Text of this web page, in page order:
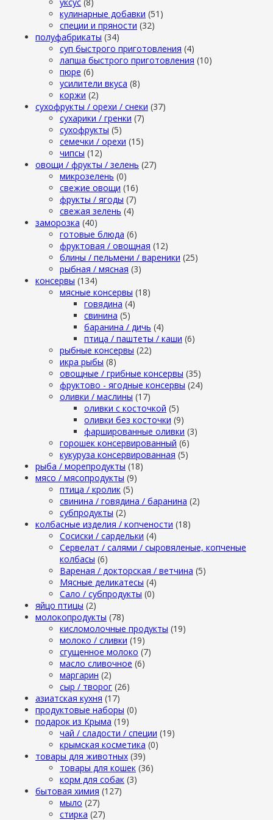
кулинарные добавки (51)
специи и пряности (32)
полуфабрикаты (34)
суп быстрого приготовления (4)
лапша быстрого приготовления (10)
пюре (6)
усилители вкуса (8)
коржи (2)
сухофрукты / орехи / снеки (37)
сухарики / гренки (7)
сухофрукты (5)
семечки / орехи (15)
чипсы (12)
овощи / фрукты / зелень (27)
микрозелень (0)
свежие овощи (16)
фрукты / ягоды (7)
свежая зелень (4)
заморозка (40)
готовые блюда (6)
фруктовая / овощная (12)
блины / пельмени / вареники (25)
рыбная / мясная (3)
консервы (134)
мясные консервы (18)
говядина (4)
свинина (5)
баранина / дичь (4)
птица / паштеты / каши (6)
рыбные консервы (22)
икра рыбы (8)
овощные / грибные консервы (35)
фруктово - ягодные консервы (24)
оливки / маслины (17)
оливки с косточкой (5)
оливки без косточки (9)
фаршированные оливки (3)
горошек консервированный (6)
кукуруза консервированная (5)
рыба / морепродукты (18)
мясо / мясопродукты (9)
птица / кролик (5)
свинина / говядина / баранина (2)
субпродукты (2)
колбасные изделия / копчености (18)
Сосиски / сардельки (4)
Сервелат / салями / сыровяленые, копченые
колбасы (6)
Вареная / докторская / ветчина (5)
Мясные деликатесы (4)
Сало / субпродукты (0)
яйцо птицы (2)
молокопродукты (78)
кисломолочные продукты (19)
молоко / сливки (19)
сгущенное молоко (7)
масло сливочное (6)
маргарин (2)
сыр / творог (26)
азиатская кухня (17)
продуктовые наборы (0)
подарок из Крыма (19)
чай / сладости / специи (19)
крымская косметика (0)
товары для животных (39)
товары для кошек (36)
корм для собак (3)
бытовая химия (127)
мыло (27)
стирка (27)